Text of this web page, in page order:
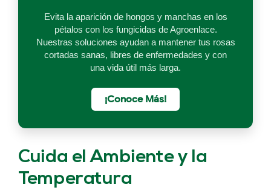
Evita la aparición de hongos y manchas en los
pétalos con los fungicidas de Agroenlace.
Nuestras soluciones ayudan a mantener tus rosas
cortadas sanas, libres de enfermedades y con
una vida útil más larga.
¡Conoce Más!
Cuida el Ambiente y la
Temperatura